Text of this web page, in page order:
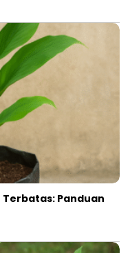
Terbatas: Panduan